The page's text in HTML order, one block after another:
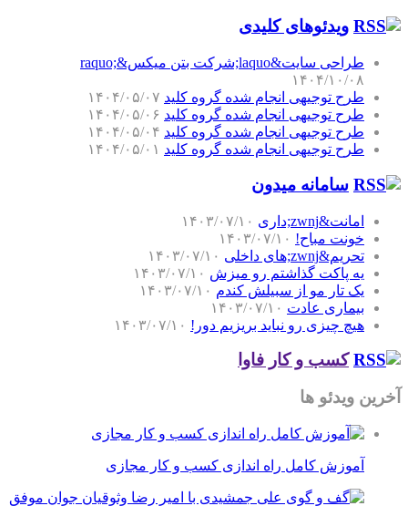
ویدئوهای کلیدی
طراحی سایت&laquo;شرکت بتن میکس&raquo;
۱۴۰۴/۱۰/۰۸
طرح توجیهی انجام شده گروه کلید ۱۴۰۴/۰۵/۰۷
طرح توجیهی انجام شده گروه کلید ۱۴۰۴/۰۵/۰۶
طرح توجیهی انجام شده گروه کلید ۱۴۰۴/۰۵/۰۴
طرح توجیهی انجام شده گروه کلید ۱۴۰۴/۰۵/۰۱
سامانه میدون
امانت&zwnj;داری
۱۴۰۳/۰۷/۱۰
خونت مباح! ۱۴۰۳/۰۷/۱۰
تحریم&zwnj;های داخلی
۱۴۰۳/۰۷/۱۰
یه پاکت گذاشتم رو میزش ۱۴۰۳/۰۷/۱۰
یک تار مو از سبیلش کندم ۱۴۰۳/۰۷/۱۰
بیماری عادت ۱۴۰۳/۰۷/۱۰
هیچ چیزی رو نباید بریزیم دور! ۱۴۰۳/۰۷/۱۰
کسب و کار فاوا
آخرین ویدئو ها
آموزش کامل راه اندازی کسب و کار مجازی